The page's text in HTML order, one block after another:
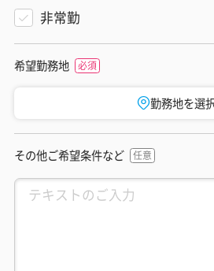
非常勤
希望勤務地
勤務地を選
その他ご希望条件など